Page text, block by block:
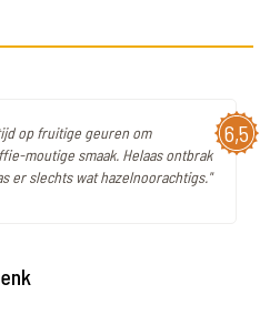
6,5
op fruitige geuren om
moutige smaak. Helaas ontbrak
er slechts wat hazelnoorachtigs."